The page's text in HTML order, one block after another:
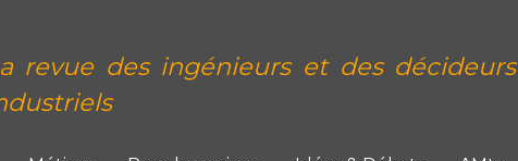
revue des ingénieurs et des décideurs